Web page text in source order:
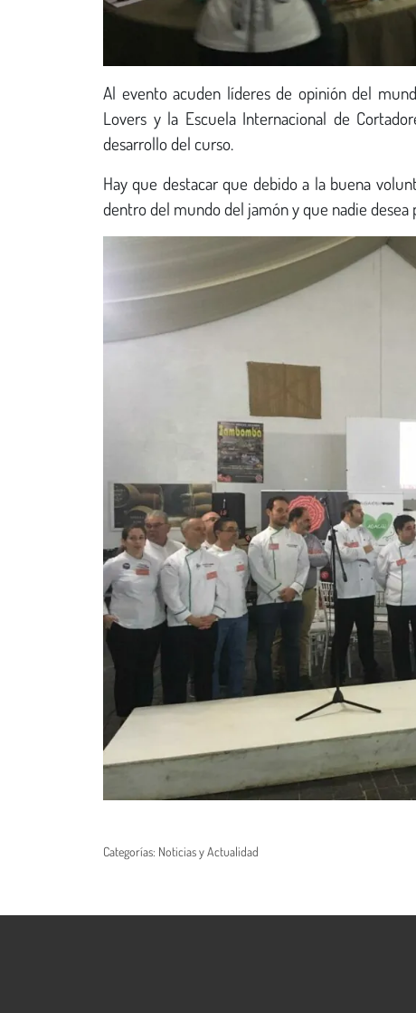
Al evento acuden líderes de opinión del
Lovers y la Escuela Internacional de
desarrollo del curso.
Hay que destacar que debido a la buena
dentro del mundo del jamón y que nadie desea
Categorías: Noticias y Actualidad